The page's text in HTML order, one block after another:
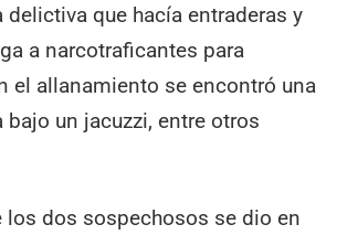
delictiva que hacía entraderas y
a narcotraficantes para
el allanamiento se encontró una
un jacuzzi, entre otros
los dos sospechosos se dio en